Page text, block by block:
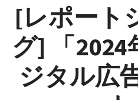
[レポート
グ] 「
ジタル広